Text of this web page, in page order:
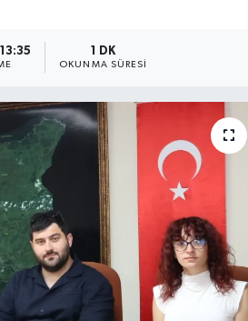
1 DK
OKUNMA SÜRESI